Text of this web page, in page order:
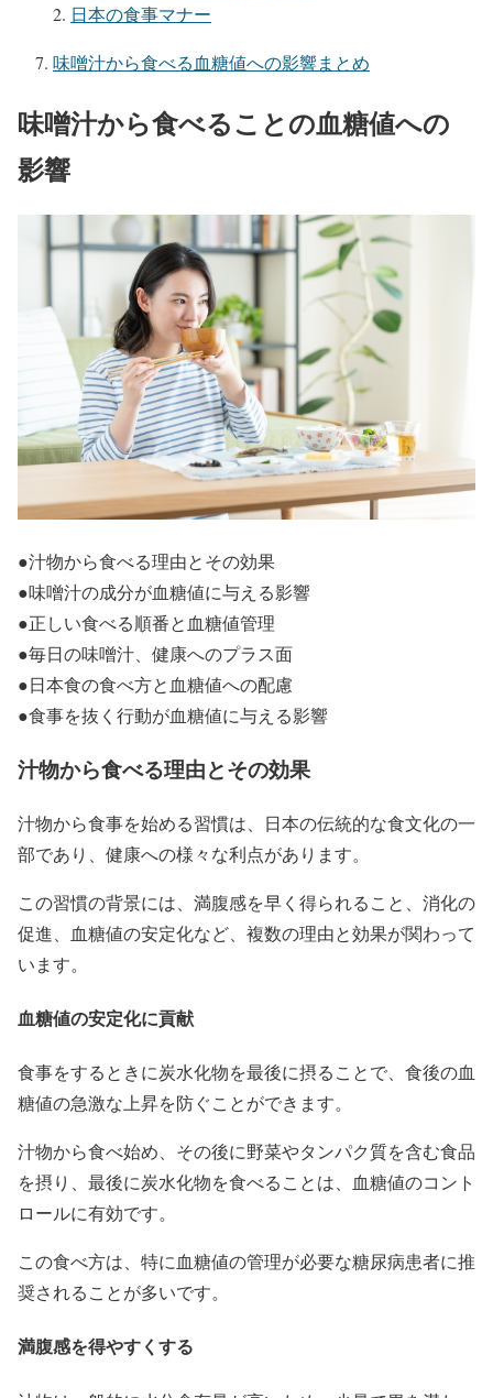
日本の食事マナー
味噌汁から食べる血糖値への影響まとめ
味噌汁から食べることの血糖値への
影響
●汁物から食べる理由とその効果
●味噌汁の成分が血糖値に与える影響
●正しい食べる順番と血糖値管理
●毎日の味噌汁、健康へのプラス面
●日本食の食べ方と血糖値への配慮
●食事を抜く行動が血糖値に与える影響
汁物から食べる理由とその効果
汁物から食事を始める習慣は、日本の伝統的な食文化の一
部であり、健康への様々な利点があります。
この習慣の背景には、満腹感を早く得られること、消化の
促進、血糖値の安定化など、複数の理由と効果が関わって
います。
血糖値の安定化に貢献
食事をするときに炭水化物を最後に摂ることで、食後の血
糖値の急激な上昇を防ぐことができます。
汁物から食べ始め、その後に野菜やタンパク質を含む食品
を摂り、最後に炭水化物を食べることは、血糖値のコント
ロールに有効です。
この食べ方は、特に血糖値の管理が必要な糖尿病患者に推
奨されることが多いです。
満腹感を得やすくする